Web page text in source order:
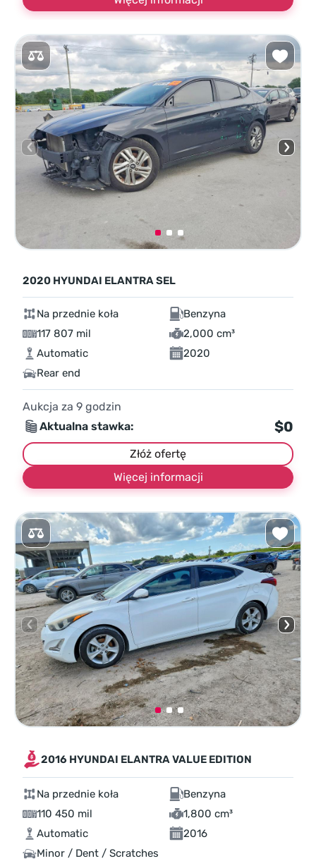
2020 HYUNDAI ELANTRA SEL
Na przednie koła
Benzyna
117 807 mil
2,000 cm³
Automatic
2020
Rear end
Aukcja za 9 godzin
Aktualna stawka:
$0
Złóż ofertę
Więcej informacji
2016 HYUNDAI ELANTRA VALUE EDITION
Na przednie koła
Benzyna
110 450 mil
1,800 cm³
Automatic
2016
Minor / Dent / Scratches